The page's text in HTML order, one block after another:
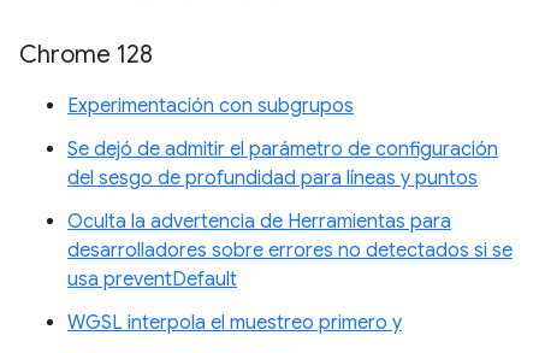
Chrome 128
Experimentación con subgrupos
Se dejó de admitir el parámetro de configuración
del sesgo de profundidad para líneas y puntos
Oculta la advertencia de Herramientas para
desarrolladores sobre errores no detectados si se
usa preventDefault
WGSL interpola el muestreo primero y